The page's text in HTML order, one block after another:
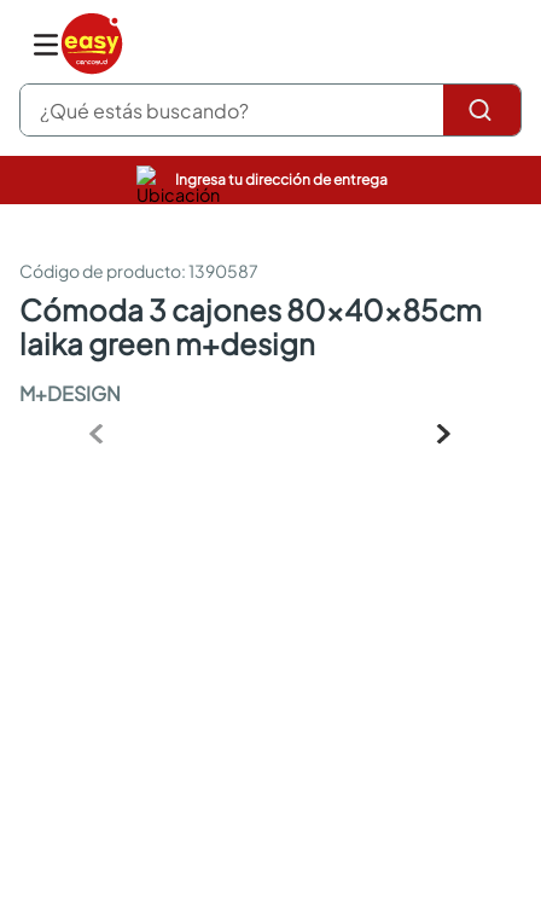
¿Qué estás buscando?
Ingresa tu dirección de entrega
:1390587
cómoda 3 cajones 80x40x85cm
laika green m+design
M+DESIGN
pinturas
sanitarios
comedor
escritorio
armarios closet